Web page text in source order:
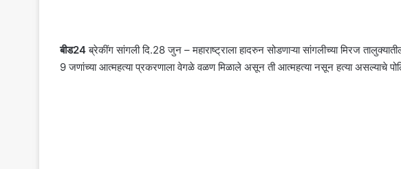
बीड24ब्रेकींग सांगली दि.28 जुन – महाराष्ट्राला हादरुन सोडणाऱ्या सांगलीच्या मिरज
9 जणांच्या आत्महत्या प्रकरणाला वेगळे वळण मिळाले असून ती आत्महत्या नसून हत्या असल्याचे